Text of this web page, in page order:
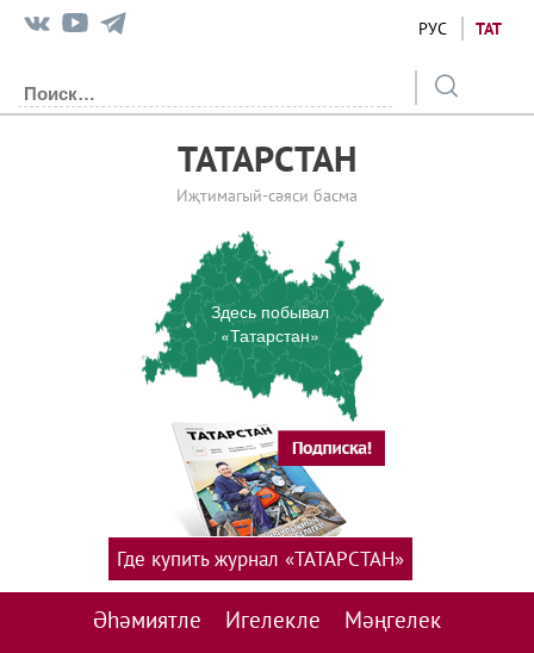
РУС ТАТ
ТАТАРСТАН
Иҗтимагый-сәяси басма
Здесь побывал
«Татарстан»
Әһәмиятле Игелекле Мәңгелек
Где купить журнал «ТАТАРСТАН»